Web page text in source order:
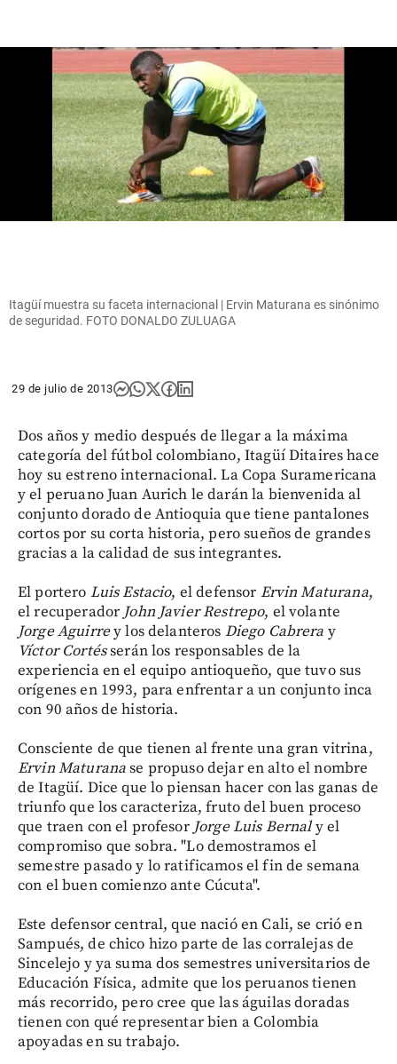
Itagüí muestra su faceta internacional | Ervin Maturana es sinónimo
de seguridad. FOTO DONALDO ZULUAGA
29 de julio de 2013
Dos años y medio después de llegar a la máxima
categoría del fútbol colombiano, Itagüí Ditaires hace
hoy su estreno internacional. La Copa Suramericana
y el peruano Juan Aurich le darán la bienvenida al
conjunto dorado de Antioquia que tiene pantalones
cortos por su corta historia, pero sueños de grandes
gracias a la calidad de sus integrantes.
El portero Luis Estacio, el defensor Ervin Maturana,
el recuperador John Javier Restrepo, el volante
Jorge Aguirrey los delanteros Diego Cabrera y
Víctor Cortésserán los responsables de la
experiencia en el equipo antioqueño, que tuvo sus
orígenes en 1993, para enfrentar a un conjunto inca
con 90 años de historia.
Consciente de que tienen al frente una gran vitrina,
Ervin Maturanase propuso dejar en alto el nombre
de Itagüí. Dice que lo piensan hacer con las ganas de
triunfo que los caracteriza, fruto del buen proceso
que traen con el profesorJorge Luis Bernaly el
compromiso que sobra. "Lo demostramos el
semestre pasado y lo ratificamos el fin de semana
con el buen comienzo ante Cúcuta".
Este defensor central, que nació en Cali, se crió en
Sampués, de chico hizo parte de las corralejas de
Sincelejo y ya suma dos semestres universitarios de
Educación Física, admite que los peruanos tienen
más recorrido, pero cree que las águilas doradas
tienen con qué representar bien a Colombia
apoyadas en su trabajo.